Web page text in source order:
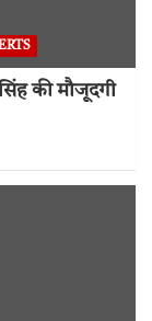
की मौजूदगी